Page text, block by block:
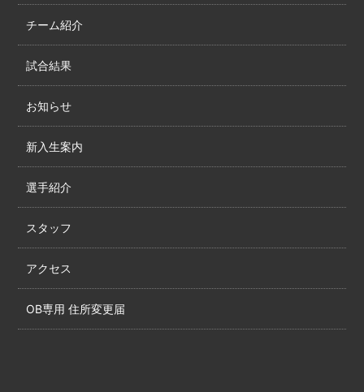
チーム紹介
試合結果
お知らせ
新入生案内
選手紹介
スタッフ
アクセス
OB専用 住所変更届